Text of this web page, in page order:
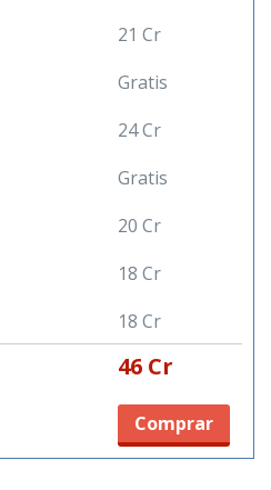
21 Cr
Gratis
24 Cr
Gratis
20 Cr
18 Cr
18 Cr
46 Cr
Comprar